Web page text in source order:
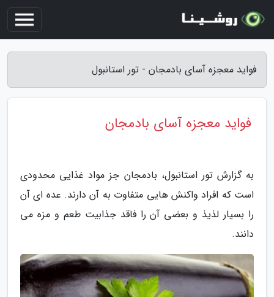
فواید معجزه آسای بادمجان - تور استانبول
فواید معجزه آسای بادمجان
به گزارش تور استانبول، بادمجان جز مواد غذایی محدودی
است که افراد واکنش هایی متفاوت به آن دارند. عده ای آن
را بسیار لذیذ و بعضی آن را فاقد جذابیت طعم و مزه می
دانند.